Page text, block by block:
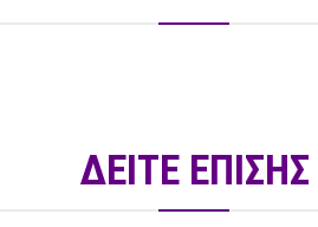
ΔΕΙΤΕ ΕΠΙΣΗΣ